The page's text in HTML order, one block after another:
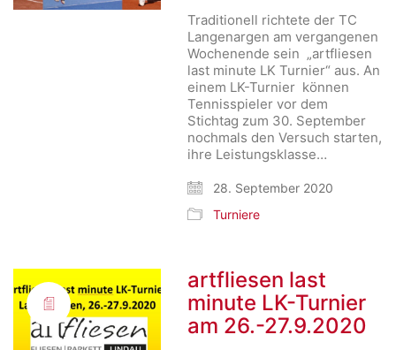
Traditionell richtete der TC
Langenargen am vergangenen
Wochenende sein „artfliesen
last minute LK Turnier“ aus. An
einem LK-Turnier können
Tennisspieler vor dem
Stichtag zum 30. September
nochmals den Versuch starten,
ihre Leistungsklasse…
28. September 2020
Turniere
artfliesen last
minute LK-Turnier
am 26.-27.9.2020